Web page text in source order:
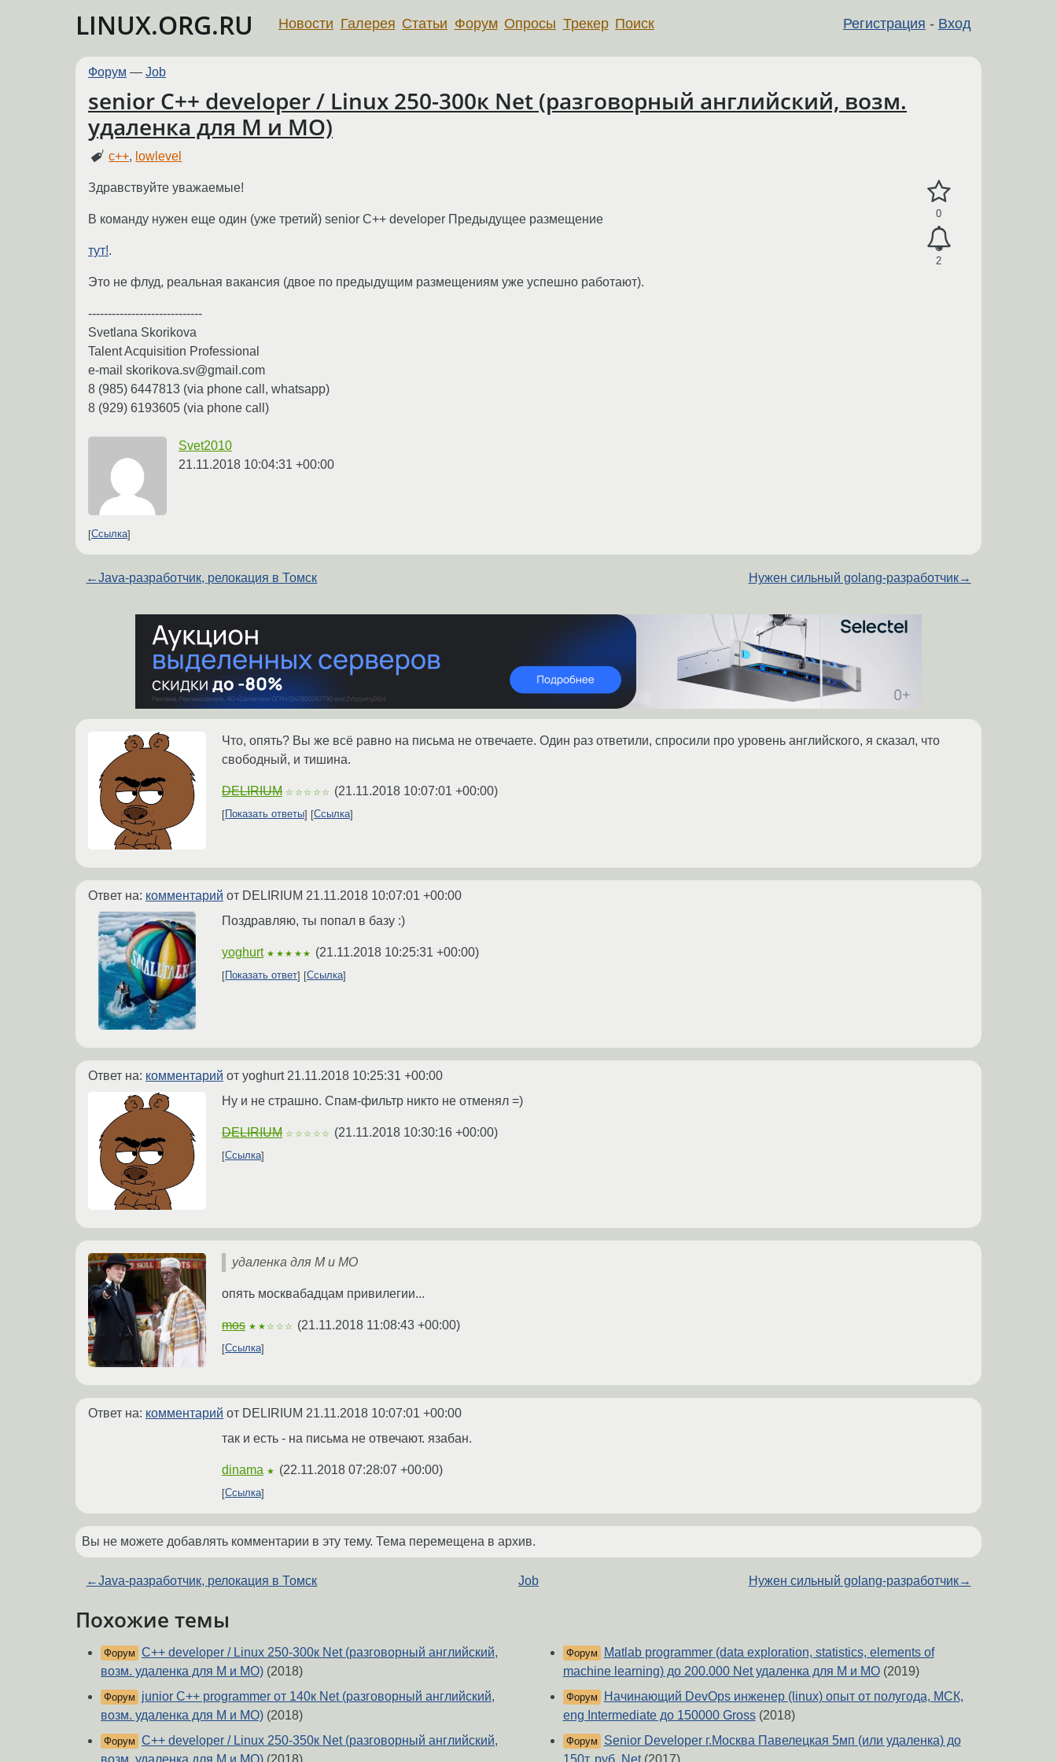
LINUX.ORG.RU Регистрация - Вход
Новости Галерея Статьи Форум Опросы Трекер Поиск
Форум — Job
senior С++ developer / Linux 250-300к Net (разговорный английский, возм.
удаленка для М и МО)
c++, lowlevel
0
2
Здравствуйте уважаемые!
В команду нужен еще один (уже третий) senior С++ developer Предыдущее размещение
тут!.
Это не флуд, реальная вакансия (двое по предыдущим размещениям уже успешно работают).
-----------------------------
Svetlana Skorikova
Talent Acquisition Professional
e-mail skorikova.sv@gmail.com
8 (985) 6447813 (via phone call, whatsapp)
8 (929) 6193605 (via phone call)
Svet2010
21.11.2018 10:04:31 +00:00
Ссылка
←Java-разработчик, релокация в Томск Нужен сильный golang-разработчик→
Что, опять? Вы же всё равно на письма не отвечаете. Один раз ответили, спросили про уровень английского, я сказал, что
свободный, и тишина.
DELIRIUM ☆☆☆☆☆ (21.11.2018 10:07:01 +00:00)
Показать ответы Ссылка
Ответ на: комментарий от DELIRIUM 21.11.2018 10:07:01 +00:00
Поздравляю, ты попал в базу :)
yoghurt ★★★★★ (21.11.2018 10:25:31 +00:00)
Показать ответ Ссылка
Ответ на: комментарий от yoghurt 21.11.2018 10:25:31 +00:00
Ну и не страшно. Спам-фильтр никто не отменял =)
DELIRIUM ☆☆☆☆☆ (21.11.2018 10:30:16 +00:00)
Ссылка
удаленка для М и МО
опять москвабадцам привилегии...
mos ★★☆☆☆ (21.11.2018 11:08:43 +00:00)
Ссылка
Ответ на: комментарий от DELIRIUM 21.11.2018 10:07:01 +00:00
так и есть - на письма не отвечают. язабан.
dinama ★ (22.11.2018 07:28:07 +00:00)
Ссылка
Вы не можете добавлять комментарии в эту тему. Тема перемещена в архив.
←Java-разработчик, релокация в Томск Job Нужен сильный golang-разработчик→
Похожие темы
Форум С++ developer / Linux 250-300к Net (разговорный английский,
возм. удаленка для М и МО) (2018)
Форум
junior C++ programmer от 140к Net (разговорный английский,
возм. удаленка для М и МО) (2018)
Форум С++ developer / Linux 250-350к Net (разговорный английский,
Форум
Matlab programmer (data exploration, statistics, elements of
machine learning) до 200.000 Net удаленка для М и МО(2019)
Форум
Начинающий DevOps инженер (linux) опыт от полугода, МСК,
eng Intermediate до 150000 Gross(2018)
Форум
Senior Developer г.Москва Павелецкая 5мп (или удаленка) до